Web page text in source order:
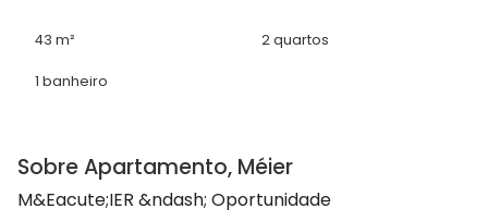
43 m² 2 quartos
1 banheiro
Sobre Apartamento, Méier
M&Eacute;IER &ndash; Oportunidade